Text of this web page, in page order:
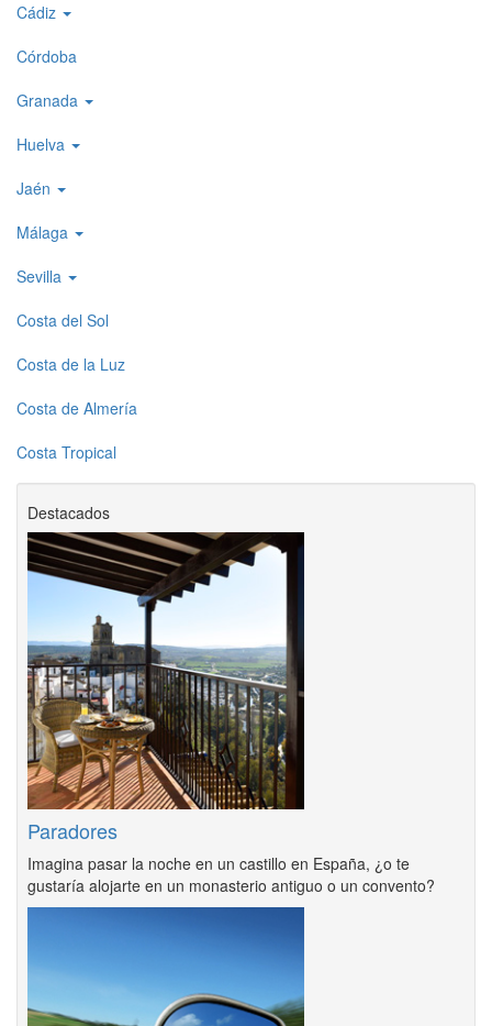
1
Cádiz
Córdoba
Granada
Huelva
Jaén
Málaga
Sevilla
Costa del Sol
Costa de la Luz
Costa de Almería
Costa Tropical
Destacados
Paradores
Imagina pasar la noche en un castillo en España, ¿o te
gustaría alojarte en un monasterio antiguo o un convento?